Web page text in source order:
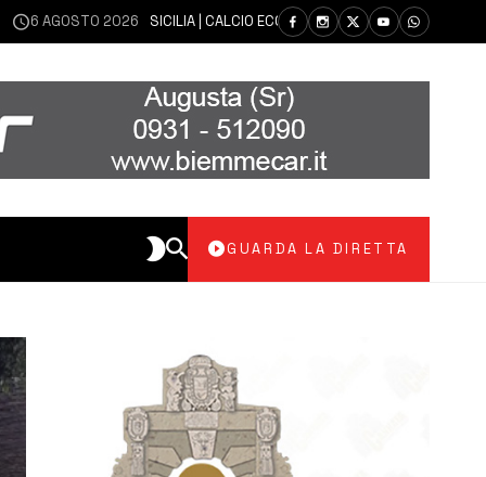
2026 SICILIA | CALCIO ECCELLENZA, COPPA ITALIA: IL 30 AGOSTO
GUARDA LA DIRETTA